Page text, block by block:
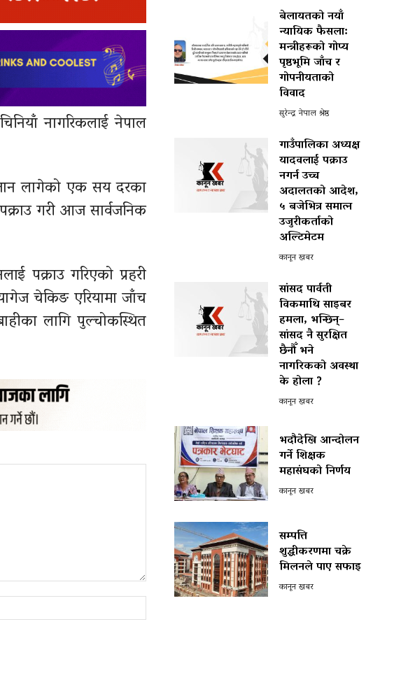
नागरिकलाई नेपाल
लागेको एक सय दरका
गरी आज सार्वजनिक
पक्राउ गरिएको प्रहरी
चेकिङ एरियामा जाँच
लागि पुल्चोकस्थित
बेलायतको नयाँ
न्यायिक फैसला:
मन्त्रीहरूको गोप्य
पृष्ठभूमि जाँच र
गोपनीयताको
विवाद
सुरेन्द्र नेपाल श्रेष्ठ
गाउँपालिका अध्यक्ष
यादवलाई पक्राउ
नगर्न उच्च
अदालतको आदेश,
५ बजेभित्र समात्न
उजुरीकर्ताको
अल्टिमेटम
कानून खबर
सांसद पार्वती
विकमाथि साइबर
हमला, भन्छिन्–
सांसद नै सुरक्षित
छैनौँ भने
नागरिकको अवस्था
के होला ?
कानून खबर
भदौदेखि आन्दोलन
गर्ने शिक्षक
महासंघको निर्णय
कानून खबर
सम्पत्ति
शुद्धीकरणमा चक्रे
मिलनले पाए सफाइ
कानून खबर